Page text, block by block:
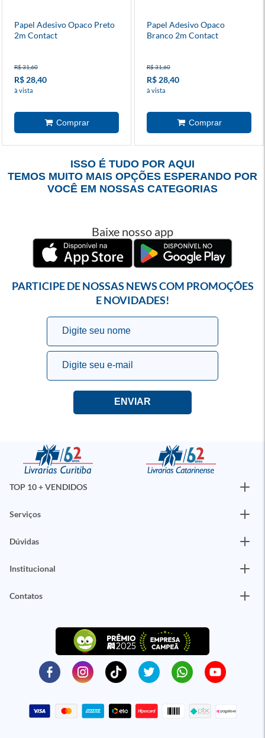
Papel Adesivo Opaco Preto
2m Contact
R$ 31,60
R$ 28,40
à vista
Papel Adesivo Opaco
Branco 2m Contact
R$ 31,60
R$ 28,40
à vista
ISSO É TUDO POR AQUI
TEMOS MUITO MAIS OPÇÕES ESPERANDO POR
VOCÊ EM NOSSAS CATEGORIAS
Baixe nosso app
PARTICIPE DE NOSSAS NEWS COM PROMOÇÕES
E NOVIDADES!
TOP 10 + VENDIDOS
Serviços
Dúvidas
Institucional
Contatos